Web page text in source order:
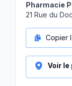
Pharmacie
21 Rue du
Copier
Voir le